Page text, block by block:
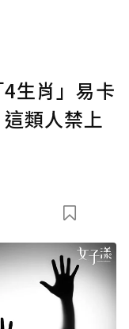
生肖」易卡
類人禁上